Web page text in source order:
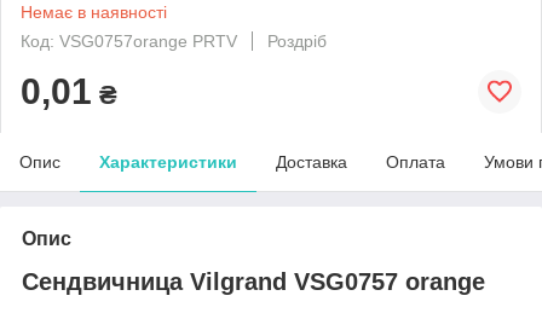
Немає в наявності
Код: VSG0757orange PRTV
Роздріб
0,01 ₴
Опис Характеристики Доставка Оплата Умови
Опис
Сендвичница Vilgrand VSG0757 orange